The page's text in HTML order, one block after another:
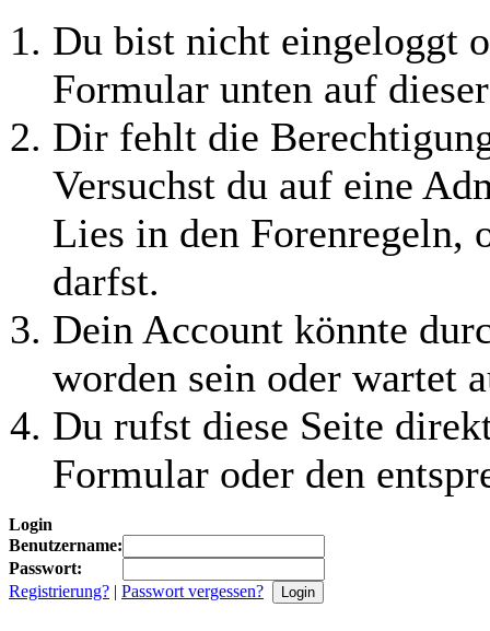
Du bist nicht eingeloggt
Formular unten auf
Dir fehlt die
Versuchst du auf eine
Lies in den Forenregeln,
darfst.
Dein Account könnte
worden sein oder wartet
Du rufst diese Seite
Formular oder den
Login
Benutzername:
Passwort:
Registrierung? | Passwort vergessen?